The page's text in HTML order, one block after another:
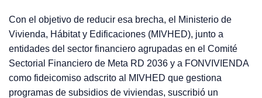
Con el objetivo de reducir esa brecha, el Ministerio de
Vivienda, Hábitat y Edificaciones (MIVHED), junto a
entidades del sector financiero agrupadas en el Comité
Sectorial Financiero de Meta RD 2036 y a FONVIVIENDA
como fideicomiso adscrito al MIVHED que gestiona
programas de subsidios de viviendas, suscribió un